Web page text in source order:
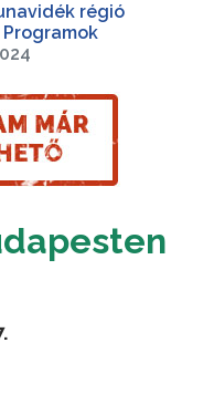
régió
Programok